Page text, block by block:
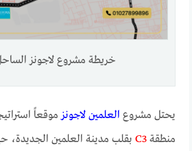
خريطة مشروع لاجونز
يحتل مشروع العلمين لاجونز موقعاً
منطقةC3 بقلب مدينة العلمين الجديدة،